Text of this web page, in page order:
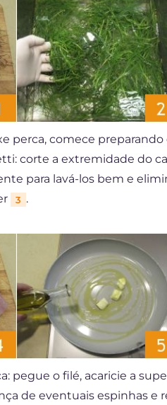
perca, comece preparando
corte a extremidade do
para lavá-los bem e
3 .
pegue o filé, acaricie a
de eventuais espinhas e